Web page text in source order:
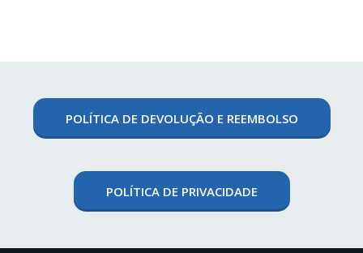
POLÍTICA DE DEVOLUÇÃO E REEMBOLSO
POLÍTICA DE PRIVACIDADE